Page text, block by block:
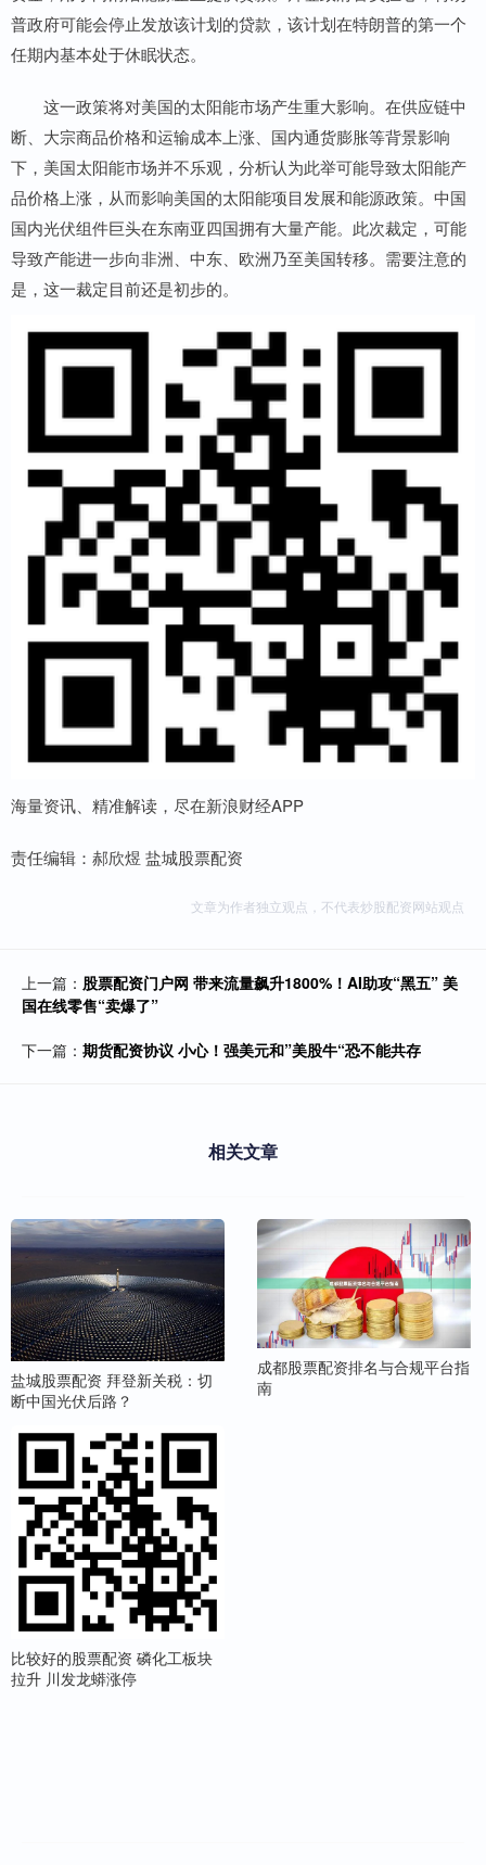
普政府可能会停止发放该计划的贷款，该计划在特朗普的第一个
任期内基本处于休眠状态。
这一政策将对美国的太阳能市场产生重大影响。在供应链中
断、大宗商品价格和运输成本上涨、国内通货膨胀等背景影响
下，美国太阳能市场并不乐观，分析认为此举可能导致太阳能产
品价格上涨，从而影响美国的太阳能项目发展和能源政策。中国
国内光伏组件巨头在东南亚四国拥有大量产能。此次裁定，可能
导致产能进一步向非洲、中东、欧洲乃至美国转移。需要注意的
是，这一裁定目前还是初步的。
海量资讯、精准解读，尽在新浪财经APP
责任编辑：郝欣煜 盐城股票配资
文章为作者独立观点，不代表炒股配资网站观点
上一篇： 股票配资门户网 带来流量飙升1800%！AI助攻“黑五” 美
国在线零售“卖爆了”
下一篇： 期货配资协议 小心！强美元和”美股牛“恐不能共存
相关文章
盐城股票配资 拜登新关税：切
断中国光伏后路？
成都股票配资排名与合规平台指
南
比较好的股票配资 磷化工板块
拉升 川发龙蟒涨停